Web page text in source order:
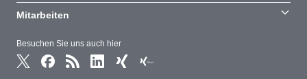
Besuchen Sie uns auch hier
Mitarbeiten